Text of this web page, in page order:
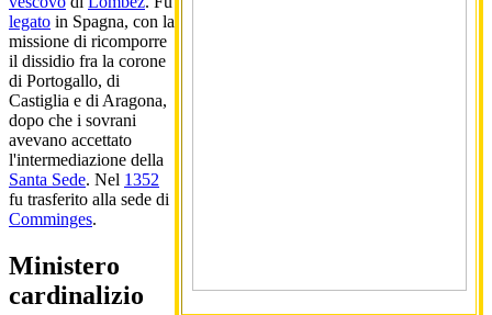
legato in Spagna, con la
missione di ricomporre
il dissidio fra la corone
di Portogallo, di
Castiglia e di Aragona,
dopo che i sovrani
avevano accettato
l'intermediazione della
Santa Sede. Nel 1352
fu trasferito alla sede di
Comminges.
Ministero
cardinalizio